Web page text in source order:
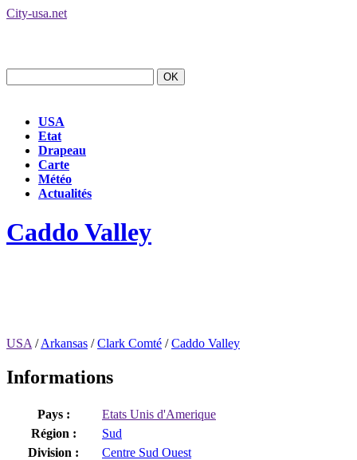
City-usa.net
USA
Etat
Drapeau
Carte
Météo
Actualités
Caddo Valley
USA /Arkansas /Clark Comté /Caddo Valley
Informations
Pays :
Etats Unis d'Amerique
Région :
Sud
Division :
Centre Sud Ouest